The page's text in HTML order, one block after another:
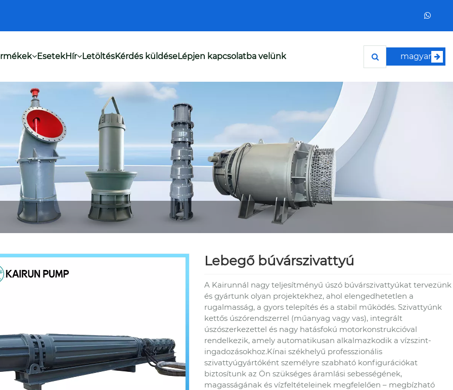
EsetekHír LetöltésKérdés küldéseLépjen kapcsolatba velünk magyar
Lebegő búvárszivattyú
A Kairunnál nagy teljesítményű úszó búvárszivattyúkat tervezünk
és gyártunk olyan projektekhez, ahol elengedhetetlen a
rugalmasság, a gyors telepítés és a stabil működés. Szivattyúnk
kettős úszórendszerrel (műanyag vagy vas), integrált
úszószerkezettel és nagy hatásfokú motorkonstrukcióval
rendelkezik, amely automatikusan alkalmazkodik a vízszint-
ingadozásokhoz.Kínai székhelyű professzionális
szivattyúgyártóként személyre szabható konfigurációkat
biztosítunk az Ön szükséges áramlási sebességének,
magasságának és vízfeltételeinek megfelelően – megbízható